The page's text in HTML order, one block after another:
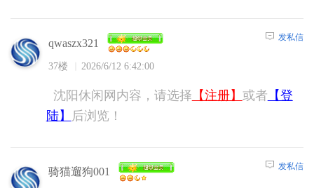
qwaszx321
37楼 2026/6/12 6:42:00
发私信
沈阳休闲网内容，请选择 【注册】 或者 【登
陆】
后浏览！
骑猫遛狗001 发私信